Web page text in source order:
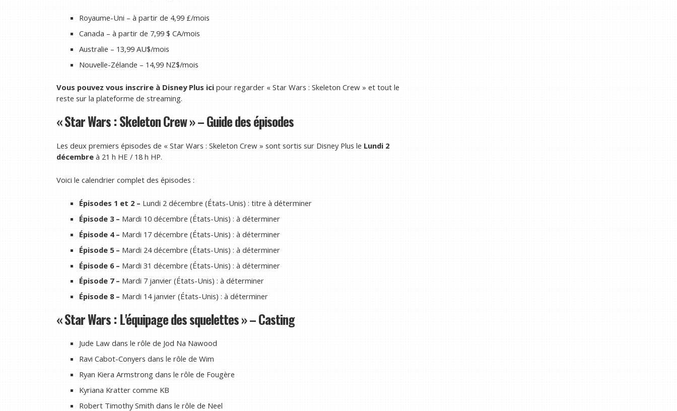
Royaume-Uni – à partir de 4,99 £/mois
Canada – à partir de 7,99 $ CA/mois
Australie – 13,99 AU$/mois
Nouvelle-Zélande – 14,99 NZ$/mois
Vous pouvez vous inscrire à Disney Plus ici pour regarder « Star Wars : Skeleton Crew » et tout le
reste sur la plateforme de streaming.
« Star Wars : Skeleton Crew » – Guide des épisodes
Les deux premiers épisodes de « Star Wars : Skeleton Crew » sont sortis sur Disney Plus le Lundi 2
décembre à 21 h HE / 18 h HP.
Voici le calendrier complet des épisodes :
Épisodes 1 et 2 – Lundi 2 décembre (États-Unis) : titre à déterminer
Épisode 3 – Mardi 10 décembre (États-Unis) : à déterminer
Épisode 4 – Mardi 17 décembre (États-Unis) : à déterminer
Épisode 5 – Mardi 24 décembre (États-Unis) : à déterminer
Épisode 6 – Mardi 31 décembre (États-Unis) : à déterminer
Épisode 7 – Mardi 7 janvier (États-Unis) : à déterminer
Épisode 8 – Mardi 14 janvier (États-Unis) : à déterminer
« Star Wars : L'équipage des squelettes » – Casting
Jude Law dans le rôle de Jod Na Nawood
Ravi Cabot-Conyers dans le rôle de Wim
Ryan Kiera Armstrong dans le rôle de Fougère
Kyriana Kratter comme KB
Robert Timothy Smith dans le rôle de Neel